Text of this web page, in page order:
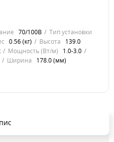
70/100В
Тип установки
0.56 (кг) Высота
139.0
Мощность (Вт/м)
1.0-3.0
Ширина 178.0 (мм)